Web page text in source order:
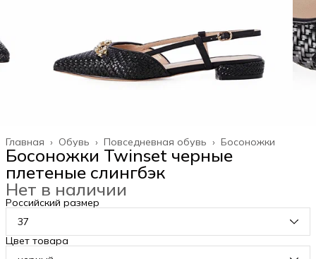
Босоножки
Повседневная обувь ›
Обувь ›
Главная ›
Босоножки Twinset черные
плетеные слингбэк
Нет в наличии
Российский размер
37
Цвет товара